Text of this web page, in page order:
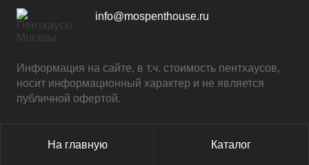
info@mospenthouse.ru
Информация на сайте, в т.ч. стоимость пентхаусов,
носит информационный характер и не является
публичной офертой.
На главную Каталог